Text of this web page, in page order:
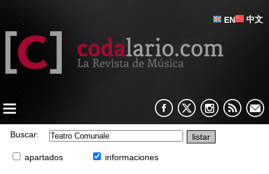
EN 中文
Buscar:
apartados informaciones